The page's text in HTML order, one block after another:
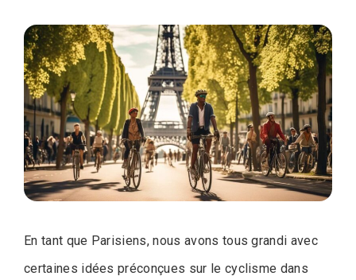
En tant que Parisiens, nous avons tous grandi avec
certaines idées préconçues sur le cyclisme dans